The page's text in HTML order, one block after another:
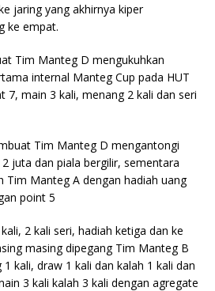
jaring yang akhirnya kiper
ke empat.
Tim Manteg D mengukuhkan
internal Manteg Cup pada HUT
7, main 3 kali, menang 2 kali dan seri
Tim Manteg D mengantongi
juta dan piala bergilir, sementara
Tim Manteg A dengan hadiah uang
point 5
2 kali seri, hadiah ketiga dan ke
masing dipegang Tim Manteg B
kali, draw 1 kali dan kalah 1 kali dan
3 kali kalah 3 kali dengan agregate